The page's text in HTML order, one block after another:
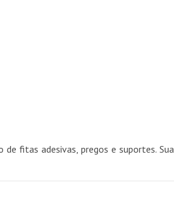
fitas adesivas, pregos e suportes.